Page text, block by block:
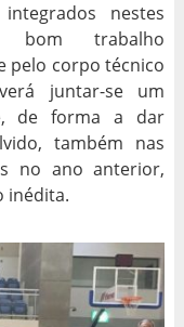
nestes
bom trabalho
pelo corpo técnico
juntar-se um
de forma a dar
também nas
no ano anterior,
inédita.